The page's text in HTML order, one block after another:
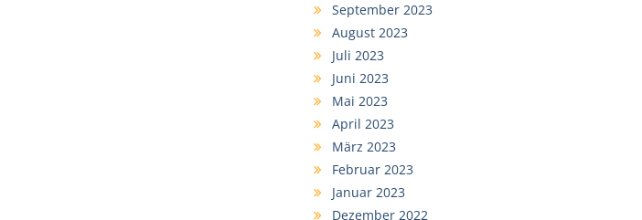
September 2023
August 2023
Juli 2023
Juni 2023
Mai 2023
April 2023
März 2023
Februar 2023
Januar 2023
Dezember 2022